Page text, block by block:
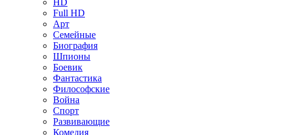
HD
Full HD
Арт
Семейные
Биография
Шпионы
Боевик
Фантастика
Философские
Война
Спорт
Развивающие
Комедия